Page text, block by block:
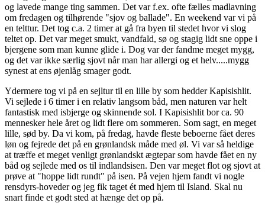
og lavede mange ting sammen. Det var f.ex. ofte fælles madlavning
om fredagen og tilhørende "sjov og ballade". En weekend var vi på
en telttur. Det tog c.a. 2 timer at gå fra byen til stedet hvor vi slog
teltet op. Det var meget smukt, vandfald, sø og stagig lidt sne oppe i
bjergene som man kunne glide i. Dog var der fandme meget mygg,
og det var ikke særlig sjovt når man har allergi og et helv.....mygg
synest at ens øjenlåg smager godt.
Ydermere tog vi på en sejltur til en lille by som hedder Kapisishlit.
Vi sejlede i 6 timer i en relativ langsom båd, men naturen var helt
fantastisk med isbjerge og skinnende sol. I Kapisishlit bor ca. 90
mennesker hele året og lidt flere om sommeren. Som sagt, en meget
lille, sød by. Da vi kom, på fredag, havde fleste beboerne fået deres
løn og fejrede det på en grønlandsk måde med øl. Vi var så heldige
at træffe et meget venligt grønlandskt ægtepar som havde fået en ny
båd og sejlede med os til indlandsisen. Den var meget flot og sjovt at
prøve at "hoppe lidt rundt" på isen. På vejen hjem fandt vi nogle
rensdyrs-hoveder og jeg fik taget ét med hjem til Island. Skal nu
snart finde et godt sted at hænge det op på.